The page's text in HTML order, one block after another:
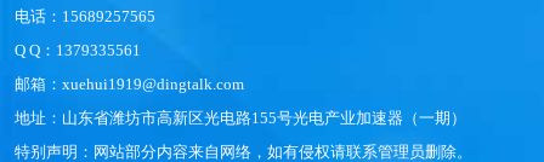
电话：15689257565
Q Q：1379335561
邮箱：xuehui1919@dingtalk.com
地址：山东省潍坊市高新区光电路155号光电产业加速器（一期）
特别声明：网站部分内容来自网络，如有侵权请联系管理员删除。